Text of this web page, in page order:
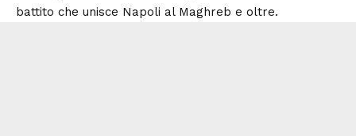
battito che unisce Napoli al Maghreb e oltre.